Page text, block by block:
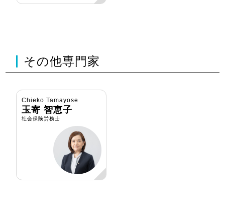
その他専門家
Chieko Tamayose
玉寄 智恵子
社会保険労務士